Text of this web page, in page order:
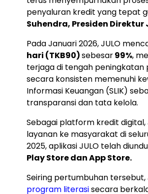
penyaluran kredit yang tepat
Suhendra, Presiden Direktur
Pada Januari 2026, JULO
hari (TKB90)sebesar99%,
terjaga di tengah peningkatan
secara konsisten memenuhi
Informasi Keuangan (SLIK)
transparansi dan tata kelola.
Sebagai platform kredit
layanan ke masyarakat di
2025, aplikasi JULO telah
Play Store dan App Store.
Seiring pertumbuhan
program literasisecara